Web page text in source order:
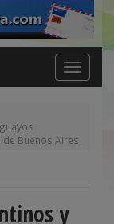
Toggle
navigation
de Buenos Aires
y